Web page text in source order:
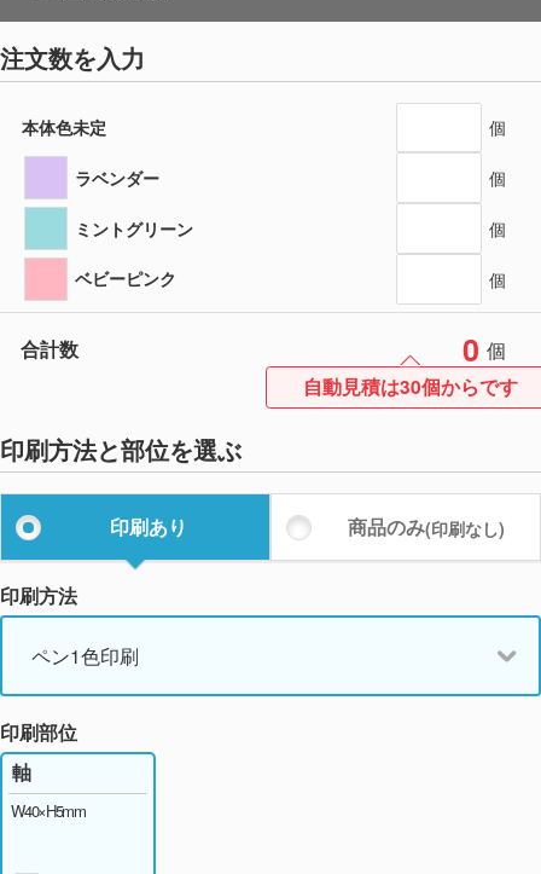
注文数を入力
本体色未定 個
ラベンダー 個
ミントグリーン 個
ベビーピンク 個
合計数 0 個
自動見積は30個からです
印刷方法と部位を選ぶ
印刷あり 商品のみ(印刷なし)
印刷方法
ペン1色印刷
印刷部位
軸
W40×H5mm